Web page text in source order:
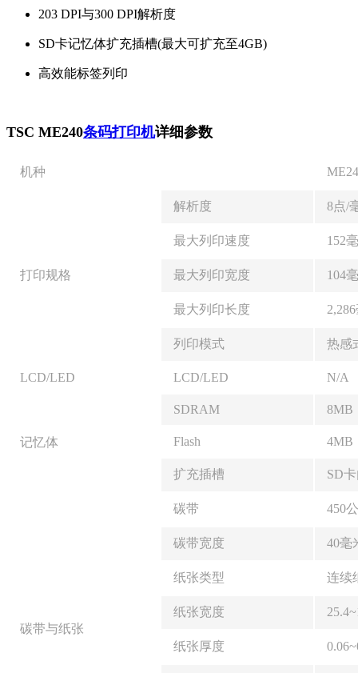
203 DPI与300 DPI解析度
SD卡记忆体扩充插槽(最大可扩充至4GB)
高效能标签列印
TSC ME240条码打印机详细参数
机种
打印规格
解析度 8点/
最大列印速度 152
最大列印宽度 104
最大列印长度
列印模式 热感
LCD/LED LCD/LED N/A
记忆体
SDRAM 8MB
Flash 4MB
扩充插槽 SD
碳带与纸张
碳带 450
碳带宽度 40毫
纸张类型 连续
纸张宽度
纸张厚度